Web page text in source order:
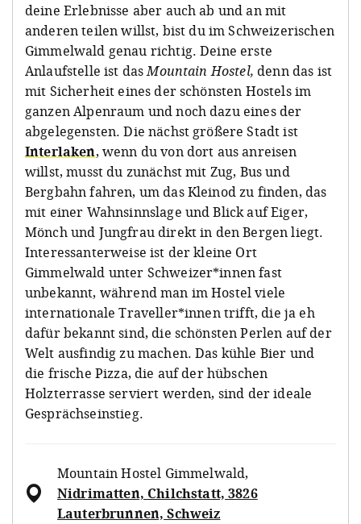
deine Erlebnisse aber auch ab und an mit
anderen teilen willst, bist du im Schweizerischen
Gimmelwald genau richtig. Deine erste
Anlaufstelle ist dasMountain Hostel, denn das ist
mit Sicherheit eines der schönsten Hostels im
ganzen Alpenraum und noch dazu eines der
abgelegensten. Die nächst größere Stadt ist
Interlaken, wenn du von dort aus anreisen
willst, musst du zunächst mit Zug, Bus und
Bergbahn fahren, um das Kleinod zu finden, das
mit einer Wahnsinnslage und Blick auf Eiger,
Mönch und Jungfrau direkt in den Bergen liegt.
Interessanterweise ist der kleine Ort
Gimmelwald unter Schweizer*innen fast
unbekannt, während man im Hostel viele
internationale Traveller*innen trifft, die ja eh
dafür bekannt sind, die schönsten Perlen auf der
Welt ausfindig zu machen. Das kühle Bier und
die frische Pizza, die auf der hübschen
Holzterrasse serviert werden, sind der ideale
Gesprächseinstieg.
Mountain Hostel Gimmelwald,
Nidrimatten, Chilchstatt, 3826
Lauterbrunnen, Schweiz